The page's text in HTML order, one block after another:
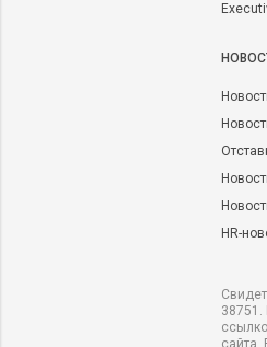
HR-
38751.
сайта.